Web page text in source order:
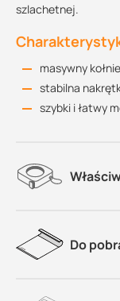
szlachetnej.
masywny
stabilna
szybki i łatwy
Do